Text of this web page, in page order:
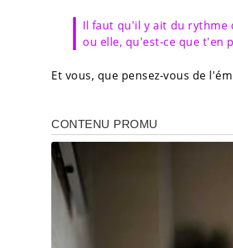
Il faut qu'il y ait du rythme
ou elle, qu'est-ce que t'en
Et vous, que pensez-vous de